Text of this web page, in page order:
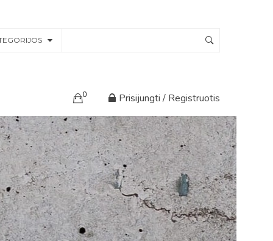
0 Prisijungti / Registruotis